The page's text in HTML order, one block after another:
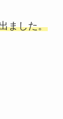
ました。